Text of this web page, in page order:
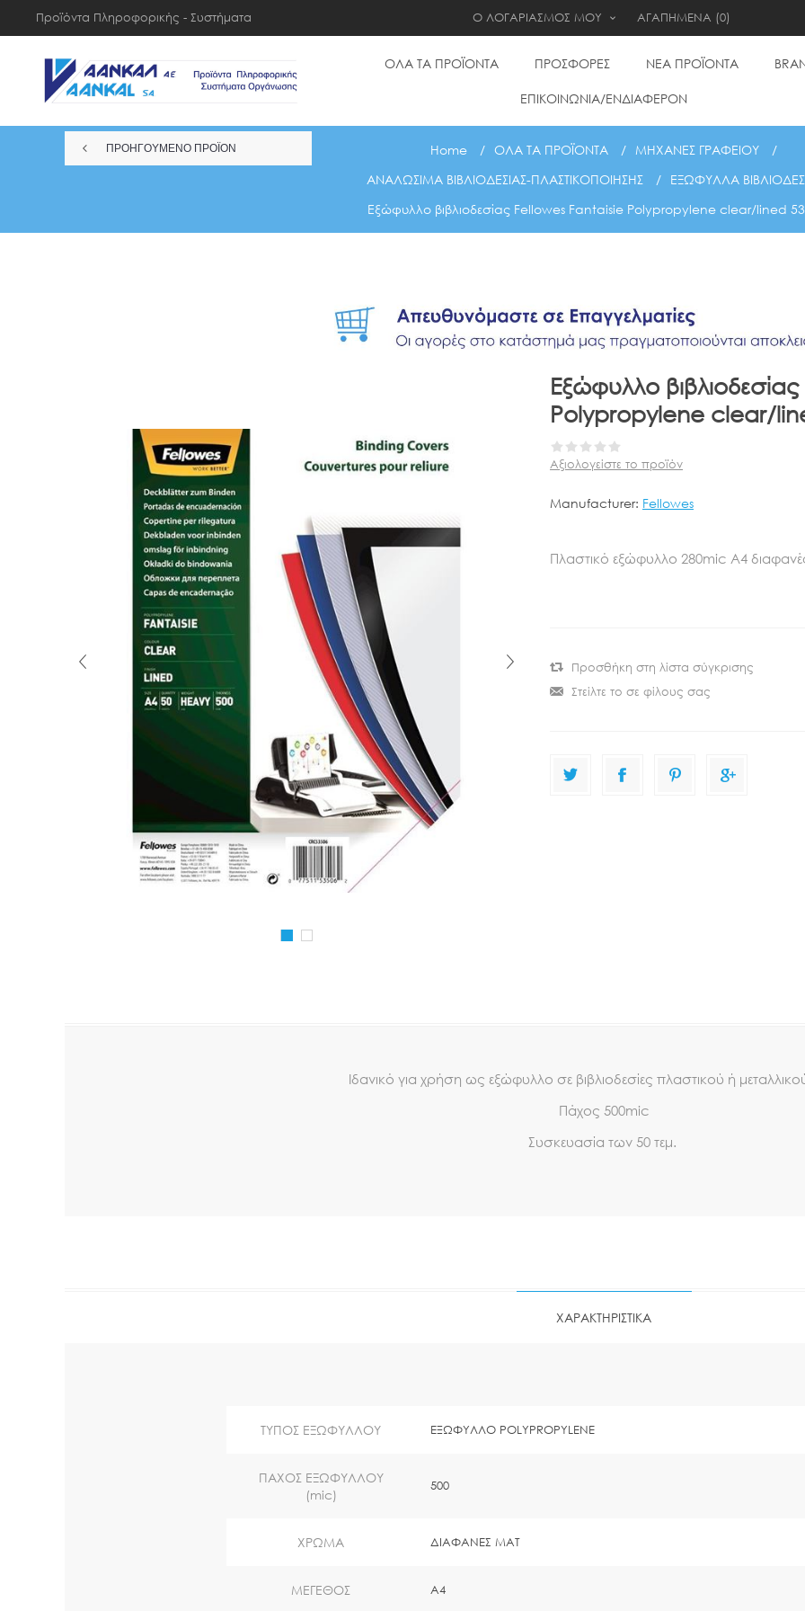
Προϊόντα Πληροφορικής - Συστήματα Ο ΛΟΓΑΡΙΑΣΜΟΣ ΜΟΥ ΑΓΑΠΗΜΕΝΑ (0)
ΟΛΑ ΤΑ ΠΡΟΪΟΝΤΑ ΠΡΟΣΦΟΡΕΣ ΝΕΑ ΠΡΟΪΟΝΤΑ
ΕΠΙΚΟΙΝΩΝΙΑ/ΕΝΔΙΑΦΕΡΟΝ
Home / ΟΛΑ ΤΑ ΠΡΟΪΟΝΤΑ / ΜΗΧΑΝΕΣ ΓΡΑΦΕΙΟΥ
/
ΑΝΑΛΩΣΙΜΑ ΒΙΒΛΙΟΔΕΣΙΑΣ-ΠΛΑΣΤΙΚΟΠΟΙΗΣΗΣ
/ ΕΞΩΦΥΛΛΑ
Εξώφυλλο βιβλιοδεσίας Fellowes Fantaisie Polypropylene clear/lined
ΠΡΟΗΓΟΥΜΕΝΟ ΠΡΟΪΟΝ
Εξώφυλλο
Polypropylene clear/
Αξιολογείστε το προϊόν
Manufacturer: Fellowes
Πλαστικό εξώφυλλο 280mic A4
Ιδανικό για χρήση ως εξώφυλλο σε βιβλιοδεσίες πλαστικού ή
Πάχος 500mic
Συσκευασία των 50 τεμ.
ΧΑΡΑΚΤΗΡΙΣΤΙΚΑ
ΤΥΠΟΣ ΕΞΩΦΥΛΛΟΥ ΕΞΩΦΥΛΛΟ POLYPROPYLENE
ΠΑΧΟΣ ΕΞΩΦΥΛΛΟΥ
(mic)
500
ΧΡΩΜΑ ΔΙΑΦΑΝΕΣ ΜΑΤ
ΜΕΓΕΘΟΣ Α4